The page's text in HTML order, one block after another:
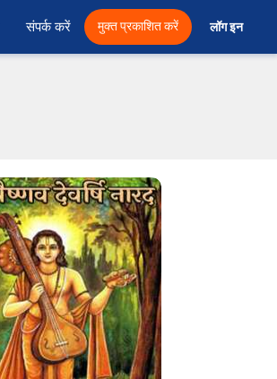
संपर्क करें मुक्त प्रकाशित करें लॉग इन